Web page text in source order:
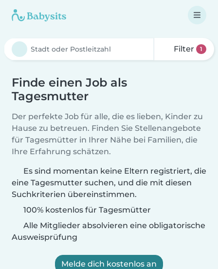
Filter 1
Finde einen Job als
Tagesmutter
Der perfekte Job für alle, die es lieben, Kinder zu
Hause zu betreuen. Finden Sie Stellenangebote
für Tagesmütter in Ihrer Nähe bei Familien, die
Ihre Erfahrung schätzen.
Es sind momentan keine Eltern registriert, die
eine Tagesmutter suchen, und die mit diesen
Suchkriterien übereinstimmen.
100% kostenlos für Tagesmütter
Alle Mitglieder absolvieren eine obligatorische
Ausweisprüfung
Melde dich kostenlos an